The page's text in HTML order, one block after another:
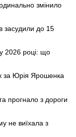
змінило
засудили до 15
2026 році: що
за Юрія Ярошенка
прогнало з дороги
не виїхала з